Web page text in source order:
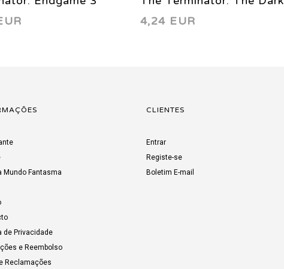
Years 3 1999
4,24 EUR
Mundo Fantasma
de Privacidade
e Reembolso
Reclamações
CLIENTES
Entrar
Registe-se
Boletim E-mail